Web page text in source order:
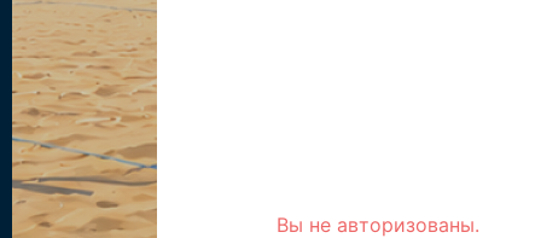
Вы не авторизованы.